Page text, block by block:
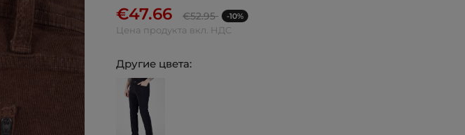
€47.66 €52.95 -10%
Цена продукта вкл. НДС
Другие цвета: